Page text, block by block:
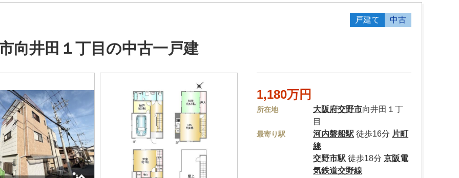
戸建て 中古
向井田１丁目の中古一戸建
1,180万円
所在地 大阪府交野市向井田１丁
目
最寄り駅 河内磐船駅 徒歩16分 片町
線
交野市駅 徒歩18分京阪電
気鉄道交野線